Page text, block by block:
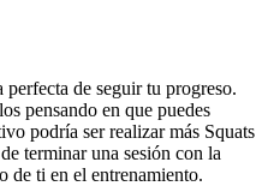
perfecta de seguir tu progreso.
pensando en que puedes
podría ser realizar más Squats
terminar una sesión con la
de ti en el entrenamiento.